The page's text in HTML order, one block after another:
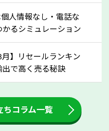
たほうが良いでしょう。
いについて確認し
の還付金を受け取ること
車買取業者の中には、還
者もあります。廃車査定
付金の返還があるかどう
さい。岐阜県のソコカラ
人情報なし・電話な
るシミュレーション
】リセールランキン
で高く売る秘訣
ちコラム一覧